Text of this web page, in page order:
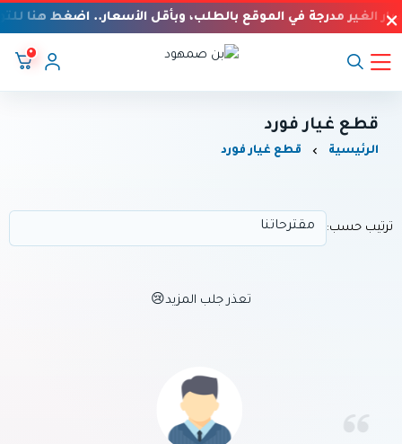
الغير مدرجة في الموقع بالطلب، وبأقل الأسعار.. اضغط هنا
٠
قطع غيار فورد
الرئيسية قطع غيار فورد
ترتيب حسب:
تعذر جلب المزيد😢